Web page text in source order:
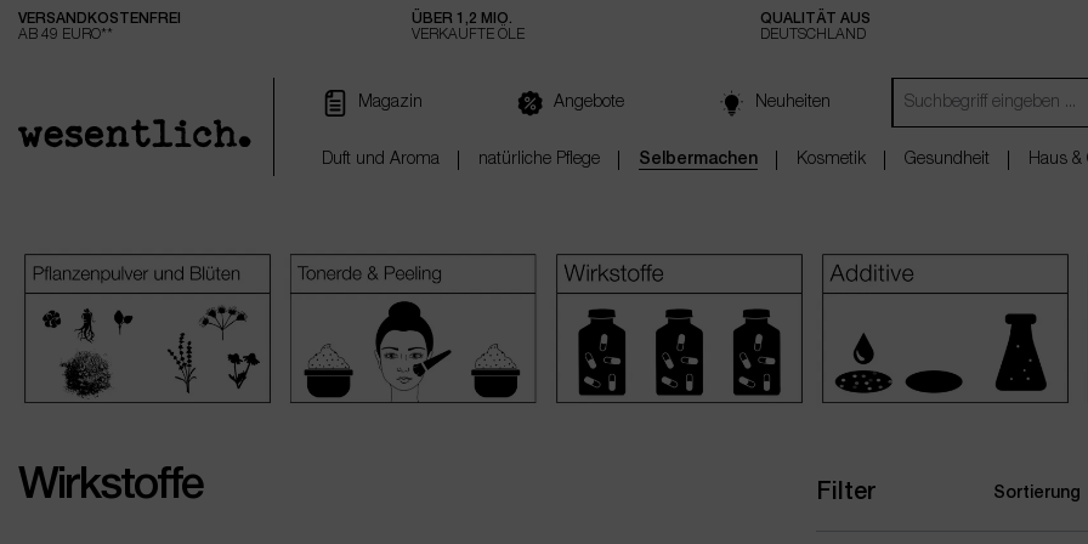
springen Zur Hauptnavigation springen
VERSANDKOSTENFREI
AB 49 EURO**
ÜBER 1,2 MIO.
VERKAUFTE ÖLE
QUALITÄT AUS
DEUTSCHLAND
Magazin Angebote Neuheiten
Duft und Aroma natürliche Pflege Selbermachen Kosmetik Gesundheit Haus &
Wirkstoffe Filter Sortierung